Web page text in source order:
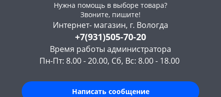
Нужна помощь в выборе товара?
Звоните, пишите!
Интернет- магазин, г. Вологда
+7(931)505-70-20
Время работы администратора
Пн-Пт: 8.00 - 20.00, Сб, Вс: 8.00 - 18.00
Написать сообщение